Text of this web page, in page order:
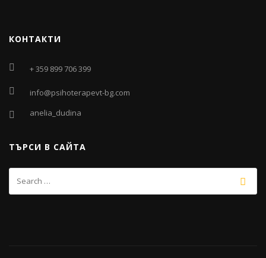
КОНТАКТИ
+ 359 899 706 399
info@psihoterapevt-bg.com
anelia_dudina
ТЪРСИ В САЙТА